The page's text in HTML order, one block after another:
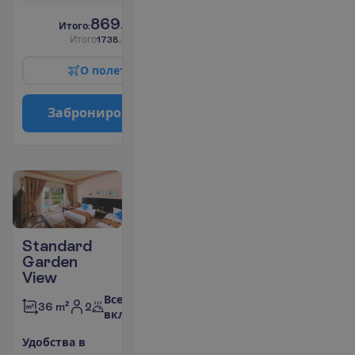
И того:869.00
Итого1738.00
О полет
Заброниро
Standard
Garden
View
36 m² 2
Все
включено
Удобства в